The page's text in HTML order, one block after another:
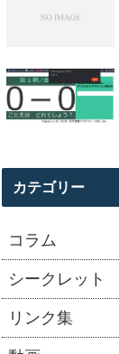
カテゴリー
コラム
シークレット
リンク集